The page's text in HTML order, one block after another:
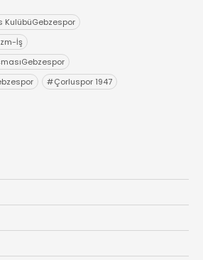
KulübüGebzespor
İş
#Çorluspor 1947